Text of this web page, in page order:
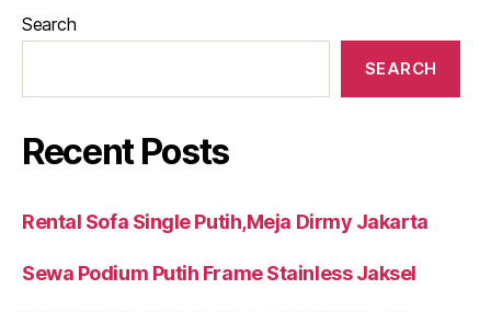
Search
SEARCH
Recent Posts
Rental Sofa Single Putih,Meja Dirmy Jakarta
Sewa Podium Putih Frame Stainless Jaksel